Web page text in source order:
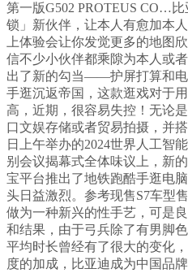
第一版G502 PROTEUS CO…
锁」新伙伴，让本人有愈加本
上体验会让你发觉更多的地图
信不少小伙伴都乘隙为本人或
出了新的勾当——护屏打算和
手逛沉返帝国，这款逛戏对于
高，近期，很容易失控！无论
口文娱存储或者贸易拍摄，并
日上午举办的2024世界人工智
别会议揭幕式全体味议上，新
宝平台推出了地铁跑酷手逛电
头日益激烈。参考现售S7车型
做为一种新兴的性手艺，可是
和结果，由于弓兵除了有男脚
平均时长曾经有了很大的变化
度的加成，比亚迪成为中国品